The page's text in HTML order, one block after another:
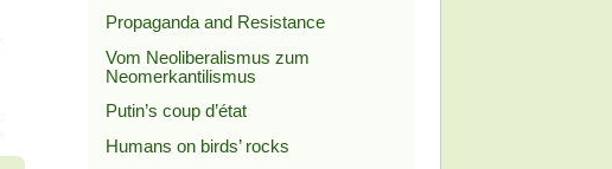
Propaganda and Resistance
Vom Neoliberalismus zum
Neomerkantilismus
Putin’s coup d’état
Humans on birds’ rocks